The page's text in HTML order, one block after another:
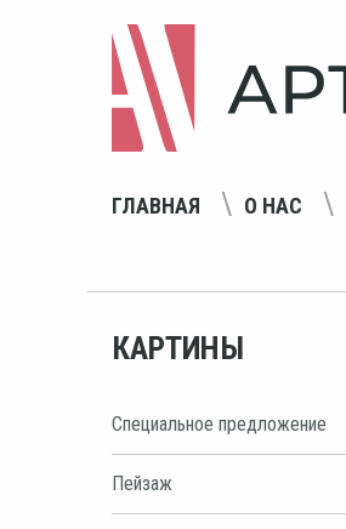
ГЛАВНАЯ О НАС
КАРТИНЫ
Специальное предложение
Пейзаж